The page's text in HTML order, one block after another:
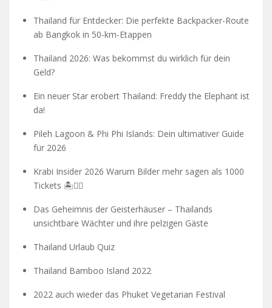
Thailand für Entdecker: Die perfekte Backpacker-Route
ab Bangkok in 50-km-Etappen
Thailand 2026: Was bekommst du wirklich für dein
Geld?
Ein neuer Star erobert Thailand: Freddy the Elephant ist
da!
Pileh Lagoon & Phi Phi Islands: Dein ultimativer Guide
für 2026
Krabi Insider 2026 Warum Bilder mehr sagen als 1000
Tickets 🏝️🧗‍♂️
Das Geheimnis der Geisterhäuser – Thailands
unsichtbare Wächter und ihre pelzigen Gäste
Thailand Urlaub Quiz
Thailand Bamboo Island 2022
2022 auch wieder das Phuket Vegetarian Festival